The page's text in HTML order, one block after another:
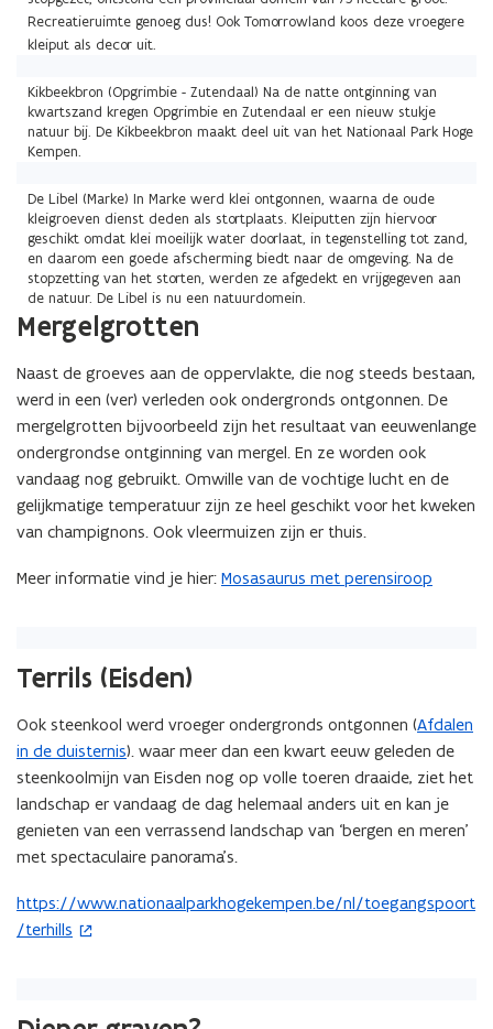
Recreatieruimte genoeg dus! Ook Tomorrowland koos deze vroegere
kleiput als decor uit.
Kikbeekbron (Opgrimbie - Zutendaal) Na de natte ontginning van
kwartszand kregen Opgrimbie en Zutendaal er een nieuw stukje
natuur bij. De Kikbeekbron maakt deel uit van het Nationaal Park Hoge
Kempen.
De Libel (Marke) In Marke werd klei ontgonnen, waarna de oude
kleigroeven dienst deden als stortplaats. Kleiputten zijn hiervoor
geschikt omdat klei moeilijk water doorlaat, in tegenstelling tot zand,
en daarom een goede afscherming biedt naar de omgeving. Na de
stopzetting van het storten, werden ze afgedekt en vrijgegeven aan
de natuur. De Libel is nu een natuurdomein.
Mergelgrotten
Naast de groeves aan de oppervlakte, die nog steeds bestaan,
werd in een (ver) verleden ook ondergronds ontgonnen. De
mergelgrotten bijvoorbeeld zijn het resultaat van eeuwenlange
ondergrondse ontginning van mergel. En ze worden ook
vandaag nog gebruikt. Omwille van de vochtige lucht en de
gelijkmatige temperatuur zijn ze heel geschikt voor het kweken
van champignons. Ook vleermuizen zijn er thuis.
Meer informatie vind je hier: Mosasaurus met perensiroop
Terrils (Eisden)
Ook steenkool werd vroeger ondergronds ontgonnen (Afdalen
in de duisternis). waar meer dan een kwart eeuw geleden de
steenkoolmijn van Eisden nog op volle toeren draaide, ziet het
landschap er vandaag de dag helemaal anders uit en kan je
genieten van een verrassend landschap van ‘bergen en meren’
met spectaculaire panorama’s.
https://www.nationaalparkhogekempen.be/nl/toegangspoort
/terhills
(
o